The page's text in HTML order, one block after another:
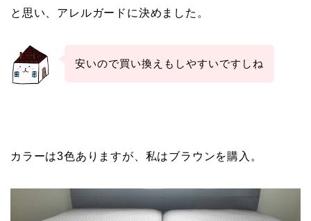
と思い、アレルガードに決めました。
安いので買い換えもしやすいですしね
カラーは3色ありますが、私はブラウンを購入。